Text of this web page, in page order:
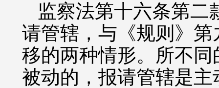
监察法第十六条第二
请管辖，与《规则》
移的两种情形。所不
被动的，报请管辖是